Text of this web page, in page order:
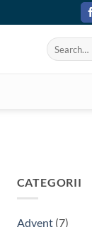
CATEGORII
Advent(7)